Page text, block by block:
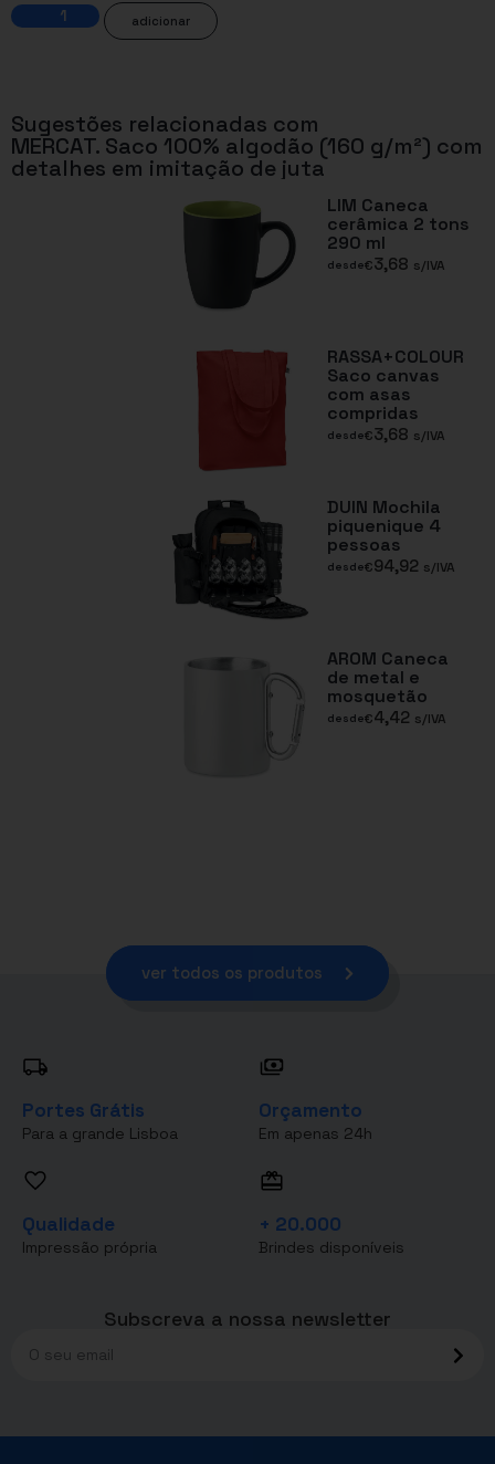
adicionar
Sugestões relacionadas com
MERCAT. Saco 100% algodão (160 g/m²) com
detalhes em imitação de juta
LIM Caneca
cerâmica 2 tons
290 ml
desde€3,68 s/IVA
RASSA+COLOUR
Saco canvas
com asas
compridas
desde€3,68 s/IVA
DUIN Mochila
piquenique 4
pessoas
desde€94,92 s/IVA
AROM Caneca
de metal e
mosquetão
desde€4,42 s/IVA
ver todos os produtos
Portes Grátis
Para a grande Lisboa
Orçamento
Em apenas 24h
Qualidade
Impressão própria
+ 20.000
Brindes disponíveis
Subscreva a nossa newsletter